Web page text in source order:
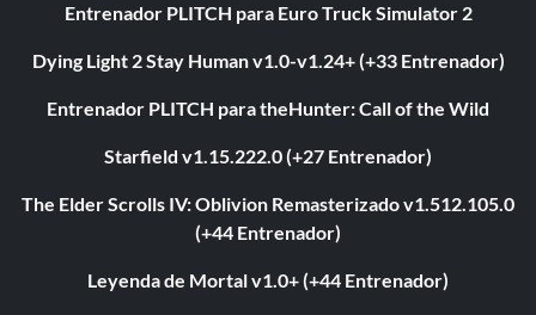
Entrenador PLITCH para Euro Truck Simulator 2
Dying Light 2 Stay Human v1.0-v1.24+ (+33 Entrenador)
Entrenador PLITCH para theHunter: Call of the Wild
Starfield v1.15.222.0 (+27 Entrenador)
The Elder Scrolls IV: Oblivion Remasterizado v1.512.105.0
(+44 Entrenador)
Leyenda de Mortal v1.0+ (+44 Entrenador)